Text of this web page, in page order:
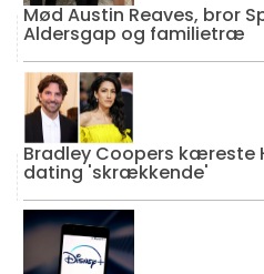
Mød Austin Reaves, bror
Aldersgap og familietræ
Bradley Coopers kæreste
dating 'skrækkende'